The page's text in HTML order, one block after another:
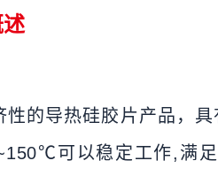
的导热硅胶片产品，
可以稳定工作,满